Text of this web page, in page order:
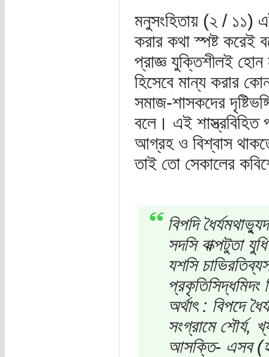
মনুসংহিতায় (২ / ১১)
করার কথা স্পষ্ট করেই
প্রাজ্ঞ যুক্তিশীলই হোন
হিসেবে মান্য করার
সমাজ-শাসকদের
বলে। এই
আগ্রহ ও বিশ্বাস
তাই তো সেকালের
বিপদি
সদসি বাক্পটুতা
যশসি
অর্থাৎ : বিপদে
সংগ্রামে শৌর্য,
আসক্তি- এসব